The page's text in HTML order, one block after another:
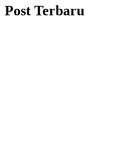
Post Terbaru